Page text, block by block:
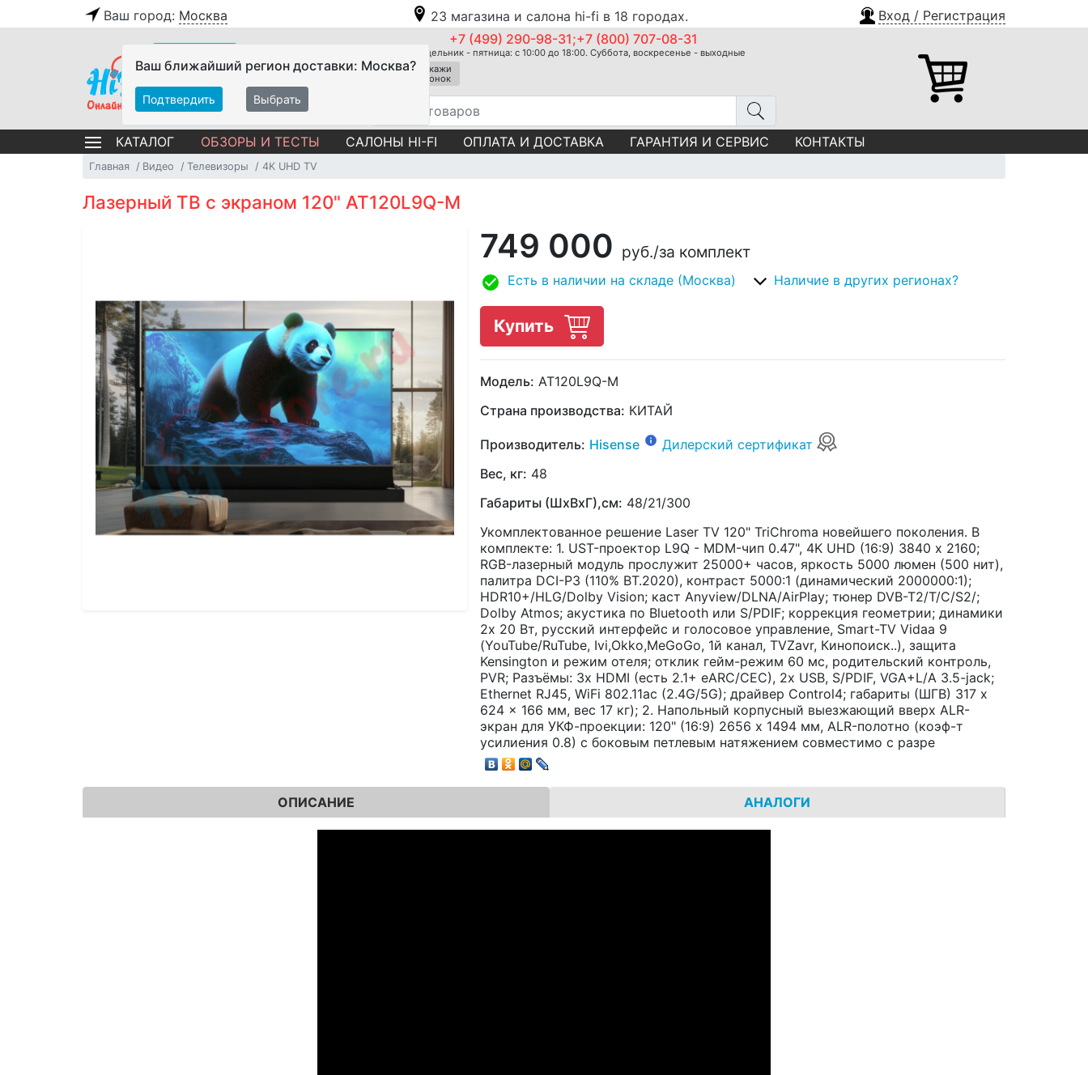
Ваш город: Москва 23 магазина и салона hi-fi в 18 городах. Вход / Регистрация
Ваш ближайший регион доставки: Москва?
Подтвердить Выбрать
+7 (499) 290-98-31;+7 (800) 707-08-31
Понедельник - пятница: с 10:00 до 18:00. Суббота, воскресенье - выходные
Закажи
звонок
КАТАЛОГ ОБЗОРЫ И ТЕСТЫ САЛОНЫ HI-FI ОПЛАТА И ДОСТАВКА ГАРАНТИЯ И СЕРВИС КОНТАКТЫ
Главная Видео Телевизоры 4K UHD TV
Лазерный ТВ с экраном 120" AT120L9Q-M
749 000 руб./за комплект
Есть в наличии на складе (Москва) Наличие в других регионах?
Купить
Модель: AT120L9Q-M
Страна производства: КИТАЙ
Производитель: Hisense
Дилерский сертификат
Вес, кг: 48
Габариты (ШхВхГ),см: 48/21/300
Укомплектованное решение Laser TV 120" TriChroma новейшего поколения. В
комплекте: 1. UST-проектор L9Q - MDM-чип 0.47", 4K UHD (16:9) 3840 х 2160;
RGB-лазерный модуль прослужит 25000+ часов, яркость 5000 люмен (500 нит),
палитра DCI-P3 (110% BT.2020), контраст 5000:1 (динамический 2000000:1);
HDR10+/HLG/Dolby Vision; каст Anyview/DLNA/AirPlay; тюнер DVB-T2/T/C/S2/;
Dolby Atmos; акустика по Bluetooth или S/PDIF; коррекция геометрии; динамики
2x 20 Вт, русский интерфейс и голосовое управление, Smart-TV Vidaa 9
(YouTube/RuTube, Ivi,Okko,MeGoGo, 1й канал, TVZavr, Кинопоиск..), защита
Kensington и режим отеля; отклик гейм-режим 60 мс, родительский контроль,
PVR; Разъёмы: 3x HDMI (есть 2.1+ eARC/CEC), 2x USB, S/PDIF, VGA+L/A 3.5-jack;
Ethernet RJ45, WiFi 802.11ac (2.4G/5G); драйвер Control4; габариты (ШГВ) 317 x
624 x 166 мм, вес 17 кг); 2. Напольный корпусный выезжающий вверх ALR-
экран для УКФ-проекции: 120" (16:9) 2656 x 1494 мм, ALR-полотно (коэф-т
усилиения 0.8) с боковым петлевым натяжением совместимо с разре
ОПИСАНИЕ АНАЛОГИ